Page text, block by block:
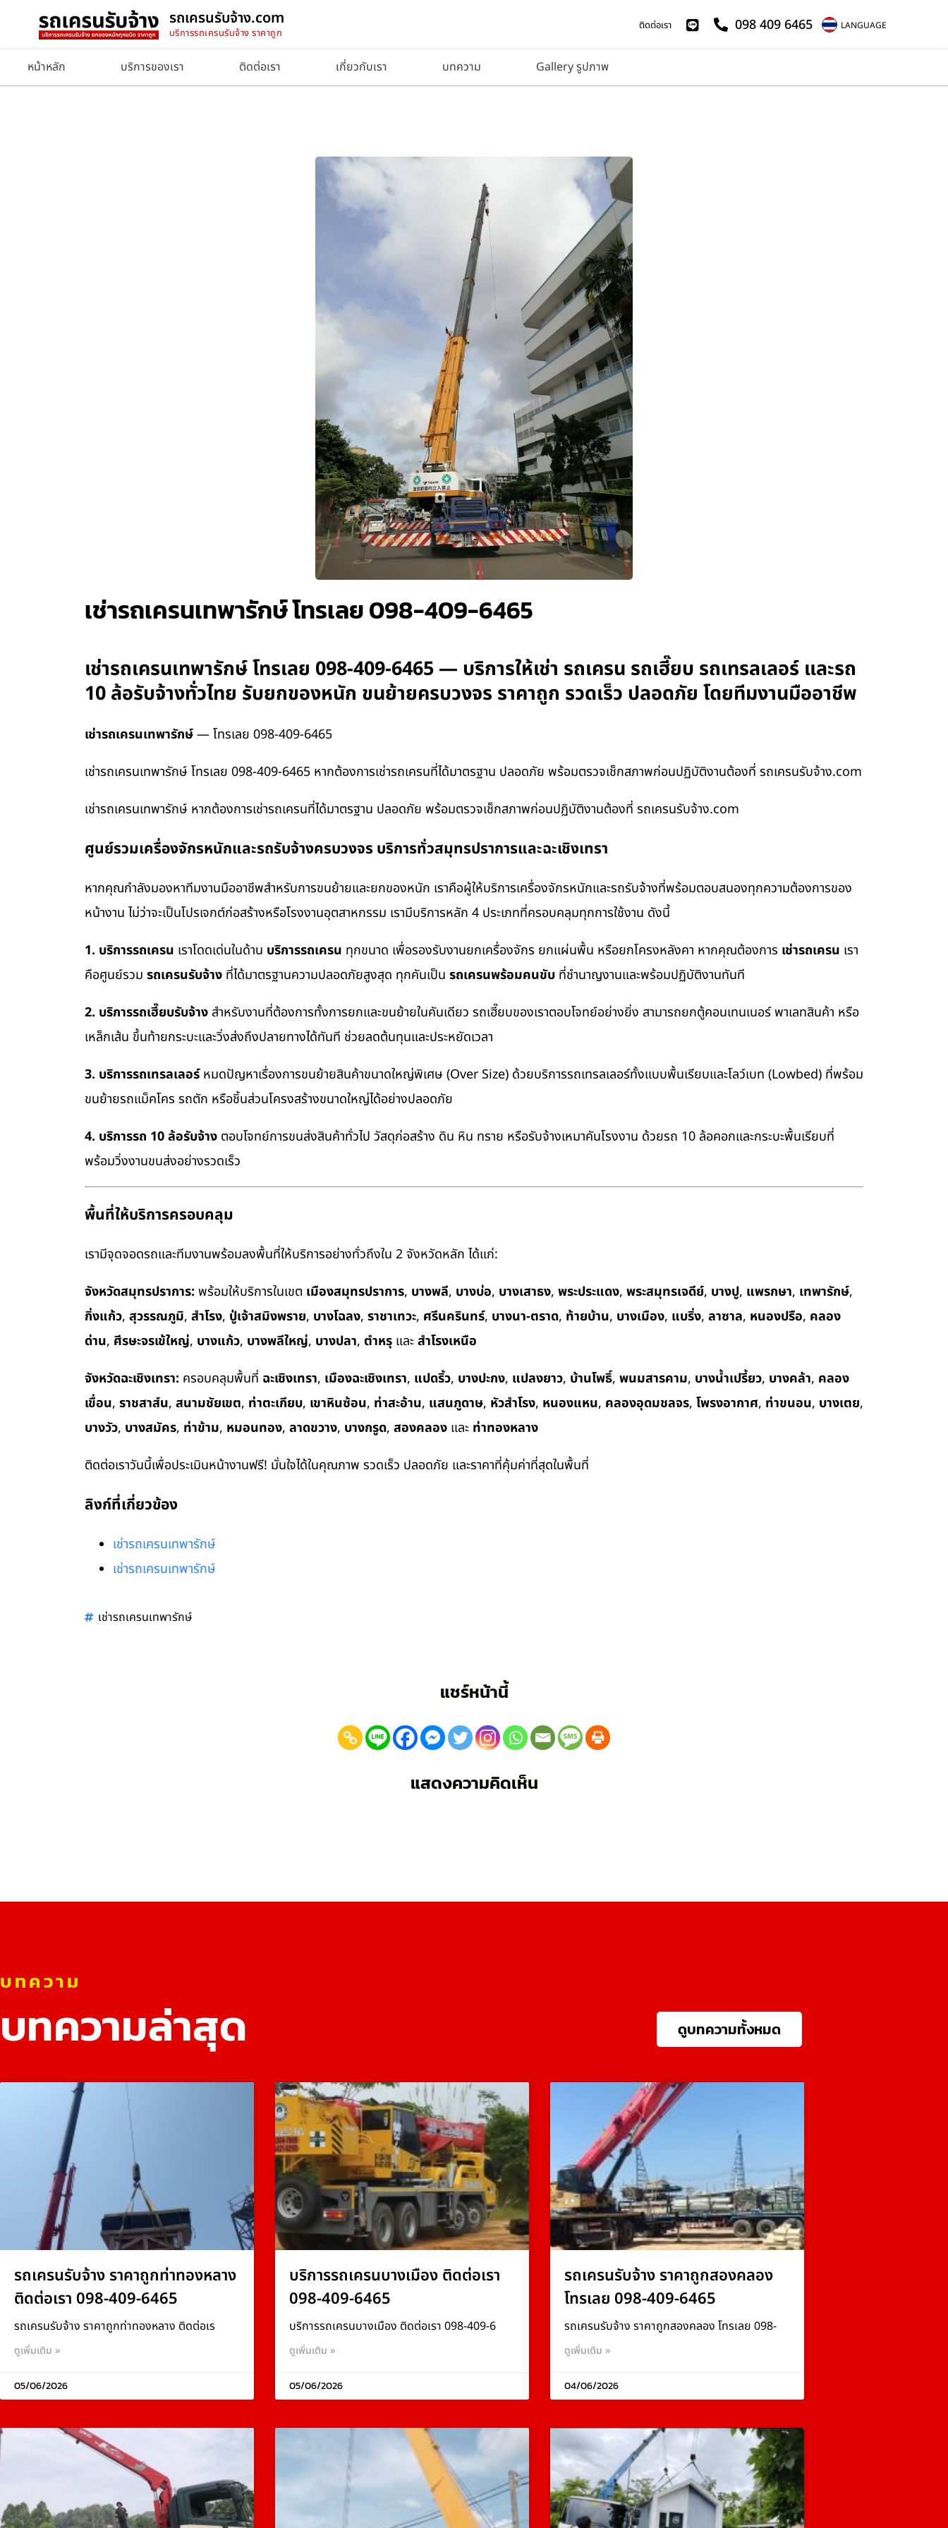
รถเครนรับจ้าง.com
บริการรถเครนรับจ้าง ราคาถูก
ติดต่อเรา 098 409 6465 LANGUAGE
หน้าหลัก บริการของเรา ติดต่อเรา เกี่ยวกับเรา บทความ Gallery รูปภาพ
เช่ารถเครนเทพารักษ์ โทรเลย 098-409-6465
เช่ารถเครนเทพารักษ์ โทรเลย 098-409-6465 — บริการให้เช่า รถเครน รถเฮี๊ยบ รถเทรลเลอร์ และรถ
10 ล้อรับจ้างทั่วไทย รับยกของหนัก ขนย้ายครบวงจร ราคาถูก รวดเร็ว ปลอดภัย โดยทีมงานมืออาชีพ
เช่ารถเครนเทพารักษ์— โทรเลย 098-409-6465
เช่ารถเครนเทพารักษ์ โทรเลย 098-409-6465 หากต้องการเช่ารถเครนที่ได้มาตรฐาน ปลอดภัย พร้อมตรวจเช็กสภาพก่อนปฏิบัติงานต้องที่ รถเครนรับจ้าง.com
เช่ารถเครนเทพารักษ์ หากต้องการเช่ารถเครนที่ได้มาตรฐาน ปลอดภัย พร้อมตรวจเช็กสภาพก่อนปฏิบัติงานต้องที่ รถเครนรับจ้าง.com
ศูนย์รวมเครื่องจักรหนักและรถรับจ้างครบวงจร บริการทั่วสมุทรปราการและฉะเชิงเทรา
หากคุณกำลังมองหาทีมงานมืออาชีพสำหรับการขนย้ายและยกของหนัก เราคือผู้ให้บริการเครื่องจักรหนักและรถรับจ้างที่พร้อมตอบสนองทุกความต้องการของ
หน้างาน ไม่ว่าจะเป็นโปรเจกต์ก่อสร้างหรือโรงงานอุตสาหกรรม เรามีบริการหลัก 4 ประเภทที่ครอบคลุมทุกการใช้งาน ดังนี้
1. บริการรถเครน เราโดดเด่นในด้าน บริการรถเครน ทุกขนาด เพื่อรองรับงานยกเครื่องจักร ยกแผ่นพื้น หรือยกโครงหลังคา หากคุณต้องการ เช่ารถเครน เรา
คือศูนย์รวม รถเครนรับจ้าง ที่ได้มาตรฐานความปลอดภัยสูงสุด ทุกคันเป็น รถเครนพร้อมคนขับ ที่ชำนาญงานและพร้อมปฏิบัติงานทันที
2. บริการรถเฮี๊ยบรับจ้าง สำหรับงานที่ต้องการทั้งการยกและขนย้ายในคันเดียว รถเฮี๊ยบของเราตอบโจทย์อย่างยิ่ง สามารถยกตู้คอนเทนเนอร์ พาเลทสินค้า หรือ
เหล็กเส้น ขึ้นท้ายกระบะและวิ่งส่งถึงปลายทางได้ทันที ช่วยลดต้นทุนและประหยัดเวลา
3. บริการรถเทรลเลอร์หมดปัญหาเรื่องการขนย้ายสินค้าขนาดใหญ่พิเศษ (Over Size) ด้วยบริการรถเทรลเลอร์ทั้งแบบพื้นเรียบและโลว์เบท (Lowbed) ที่พร้อม
ขนย้ายรถแม็คโคร รถตัก หรือชิ้นส่วนโครงสร้างขนาดใหญ่ได้อย่างปลอดภัย
4. บริการรถ 10 ล้อรับจ้าง ตอบโจทย์การขนส่งสินค้าทั่วไป วัสดุก่อสร้าง ดิน หิน ทราย หรือรับจ้างเหมาคันโรงงาน ด้วยรถ 10 ล้อคอกและกระบะพื้นเรียบที่
พร้อมวิ่งงานขนส่งอย่างรวดเร็ว
พื้นที่ให้บริการครอบคลุม
เรามีจุดจอดรถและทีมงานพร้อมลงพื้นที่ให้บริการอย่างทั่วถึงใน 2 จังหวัดหลัก ได้แก่:
จังหวัดสมุทรปราการ: พร้อมให้บริการในเขต เมืองสมุทรปราการ, บางพลี, บางบ่อ, บางเสาธง, พระประแดง, พระสมุทรเจดีย์, บางปู, แพรกษา, เทพารักษ์,
กิ่งแก้ว, สุวรรณภูมิ, สำโรง, ปู่เจ้าสมิงพราย, บางโฉลง, ราชาเทวะ, ศรีนครินทร์, บางนา-ตราด, ท้ายบ้าน, บางเมือง, แบริ่ง, ลาซาล, หนองปรือ, คลอง
ด่าน, ศีรษะจรเข้ใหญ่, บางแก้ว, บางพลีใหญ่, บางปลา, ตำหรุ และสำโรงเหนือ
จังหวัดฉะเชิงเทรา: ครอบคลุมพื้นที่ ฉะเชิงเทรา, เมืองฉะเชิงเทรา, แปดริ้ว, บางปะกง, แปลงยาว, บ้านโพธิ์, พนมสารคาม, บางน้ำเปรี้ยว, บางคล้า, คลอง
เขื่อน, ราชสาส์น, สนามชัยเขต, ท่าตะเกียบ, เขาหินซ้อน, ท่าสะอ้าน, แสนภูดาษ, หัวสำโรง, หนองแหน, คลองอุดมชลจร, โพรงอากาศ, ท่าขนอน, บางเตย,
บางวัว, บางสมัคร, ท่าข้าม, หมอนทอง, ลาดขวาง, บางกรูด, สองคลอง และ ท่าทองหลาง
ติดต่อเราวันนี้เพื่อประเมินหน้างานฟรี! มั่นใจได้ในคุณภาพ รวดเร็ว ปลอดภัย และราคาที่คุ้มค่าที่สุดในพื้นที่
ลิงก์ที่เกี่ยวข้อง
เช่ารถเครนเทพารักษ์
เช่ารถเครนเทพารักษ์
เช่ารถเครนเทพารักษ์
แชร์หน้านี้
แสดงความคิดเห็น
บทความ
บทความล่าสุด ดูบทความทั้งหมด
รถเครนรับจ้าง ราคาถูกท่าทองหลาง
ติดต่อเรา 098-409-6465
รถเครนรับจ้าง ราคาถูกท่าทองหลาง ติดต่อเร
ดูเพิ่มเติม »
05/06/2026
บริการรถเครนบางเมือง ติดต่อเรา
098-409-6465
บริการรถเครนบางเมือง ติดต่อเรา 098-409-6
ดูเพิ่มเติม »
05/06/2026
รถเครนรับจ้าง ราคาถูกสองคลอง
โทรเลย 098-409-6465
รถเครนรับจ้าง ราคาถูกสองคลอง โทรเลย 098-
ดูเพิ่มเติม »
04/06/2026